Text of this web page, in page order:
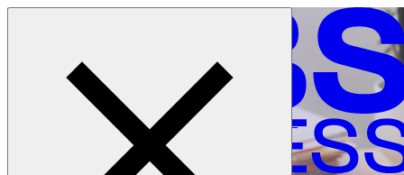
Inicio
Recursos
Employer Branding: cómo atraer talento